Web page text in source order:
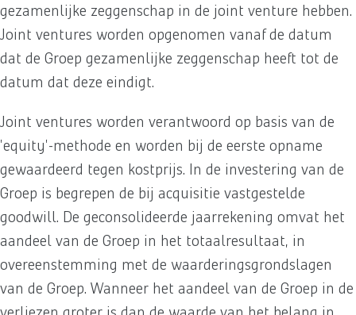
gezamenlijke zeggenschap in de joint venture hebben.
Joint ventures worden opgenomen vanaf de datum
dat de Groep gezamenlijke zeggenschap heeft tot de
datum dat deze eindigt.
Joint ventures worden verantwoord op basis van de
'equity'-methode en worden bij de eerste opname
gewaardeerd tegen kostprijs. In de investering van de
Groep is begrepen de bij acquisitie vastgestelde
goodwill. De geconsolideerde jaarrekening omvat het
aandeel van de Groep in het totaalresultaat, in
overeenstemming met de waarderingsgrondslagen
van de Groep. Wanneer het aandeel van de Groep in de